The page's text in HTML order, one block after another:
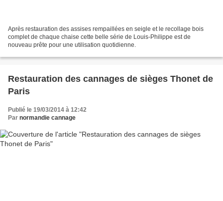
Après restauration des assises rempaillées en seigle et le recollage bois
complet de chaque chaise cette belle série de Louis-Philippe est de
nouveau prête pour une utilisation quotidienne.
Restauration des cannages de sièges Thonet de
Paris
Publié le 19/03/2014 à 12:42
Par normandie cannage